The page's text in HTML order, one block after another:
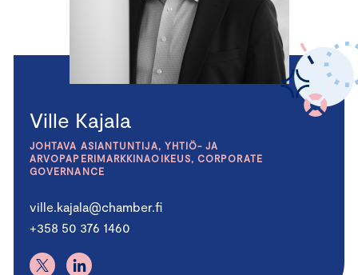
Ville Kajala
JOHTAVA ASIANTUNTIJA, YHTIÖ- JA
ARVOPAPERIMARKKINAOIKEUS, CORPORATE
GOVERNANCE
ville.kajala@chamber.fi
+358 50 376 1460